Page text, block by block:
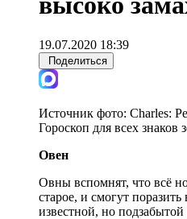
19.07.2020 18:39
Поделиться
Источник фото: Charles:
Гороскоп для всех знаков
Овен
Овны вспомнят, что всё
старое, и смогут
известной, но